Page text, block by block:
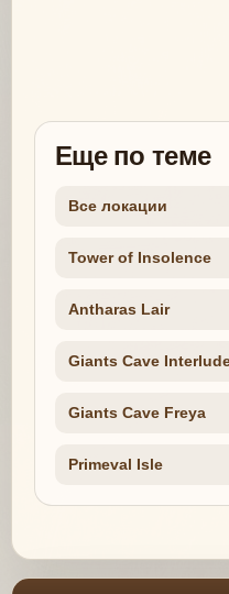
Еще по теме
Все локации
Tower of Insolence
Antharas Lair
Giants Cave
Giants Cave Freya
Primeval Isle